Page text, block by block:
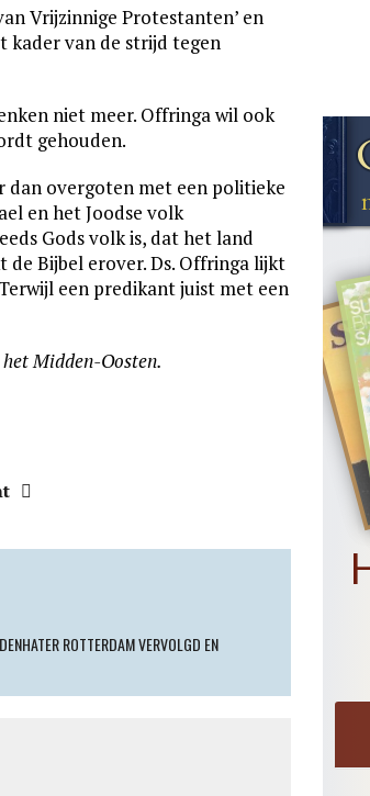
Vrijzinnige Protestanten’ en
kader van de strijd tegen
niet meer. Offringa wil ook
gehouden.
dan overgoten met een politieke
en het Joodse volk
Gods volk is, dat het land
de Bijbel erover. Ds. Offringa lijkt
een predikant juist met een
Midden-Oosten.
ROTTERDAM VERVOLGD EN